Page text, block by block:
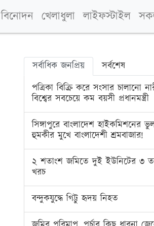
বিনোদন খেলাধুলা লাইফস্টাইল
সর্বাধিক জনপ্রিয়
সর্বশেষ
পত্রিকা বিক্রি করে সংসার চালানো
বিশ্বের সবচেয়ে কম বয়সী প্রধানমন্ত্রী
সিঙ্গাপুরে বাংলাদেশ হাইকমিশনের ভুল
হুমকীর মুখে বাংলাদেশী শ্রমবাজার!
২ শতাংশ জমিতে দুই ইউনিটের ৩
খরচ
বন্দুকযুদ্ধে গিট্টু হৃদয় নিহত